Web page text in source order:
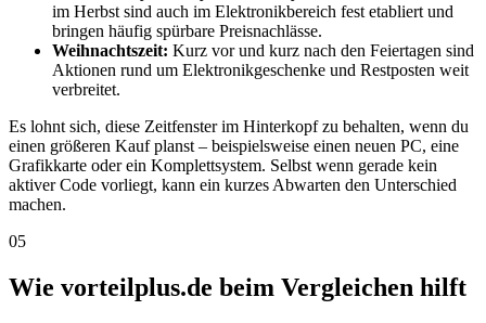
im Herbst sind auch im Elektronikbereich fest etabliert und
bringen häufig spürbare Preisnachlässe.
Weihnachtszeit: Kurz vor und kurz nach den Feiertagen sind
Aktionen rund um Elektronikgeschenke und Restposten weit
verbreitet.
Es lohnt sich, diese Zeitfenster im Hinterkopf zu behalten, wenn du
einen größeren Kauf planst – beispielsweise einen neuen PC, eine
Grafikkarte oder ein Komplettsystem. Selbst wenn gerade kein
aktiver Code vorliegt, kann ein kurzes Abwarten den Unterschied
machen.
05
Wie vorteilplus.de beim Vergleichen hilft